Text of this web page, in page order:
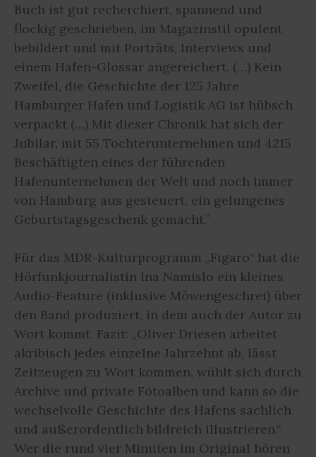
Buch ist gut recherchiert, spannend und
flockig geschrieben, im Magazinstil opulent
bebildert und mit Porträts, Interviews und
einem Hafen-Glossar angereichert. (…) Kein
Zweifel, die Geschichte der 125 Jahre
Hamburger Hafen und Logistik AG ist hübsch
verpackt (…) Mit dieser Chronik hat sich der
Jubilar, mit 55 Tochterunternehmen und 4215
Beschäftigten eines der führenden
Hafenunternehmen der Welt und noch immer
von Hamburg aus gesteuert, ein gelungenes
Geburtstagsgeschenk gemacht.”
Für das MDR-Kulturprogramm „Figaro“ hat die
Hörfunkjournalistin Ina Namislo ein kleines
Audio-Feature (inklusive Möwengeschrei) über
den Band produziert, in dem auch der Autor zu
Wort kommt. Fazit: „Oliver Driesen arbeitet
akribisch jedes einzelne Jahrzehnt ab, lässt
Zeitzeugen zu Wort kommen, wühlt sich durch
Archive und private Fotoalben und kann so die
wechselvolle Geschichte des Hafens sachlich
und außerordentlich bildreich illustrieren.“
Wer die rund vier Minuten im Original hören